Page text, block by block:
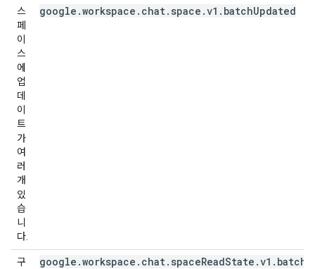
스
페
이
스
에
업
데
이
트
가
여
러
개
있
습
니
다.
google.workspace.chat.space.v1.batchUpdated
구